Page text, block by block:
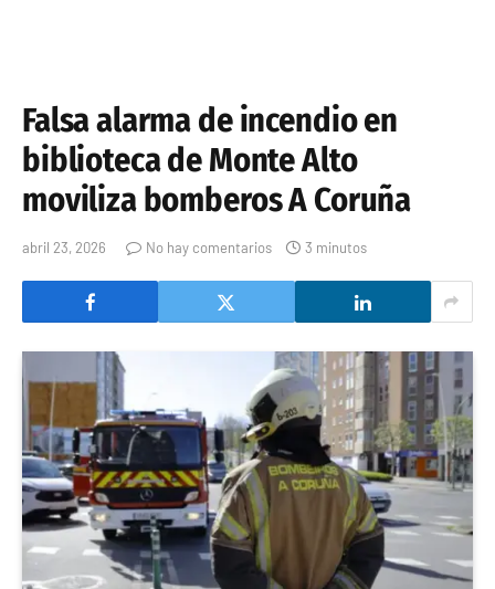
Falsa alarma de incendio en
biblioteca de Monte Alto
moviliza bomberos A Coruña
abril 23, 2026 No hay comentarios 3 minutos